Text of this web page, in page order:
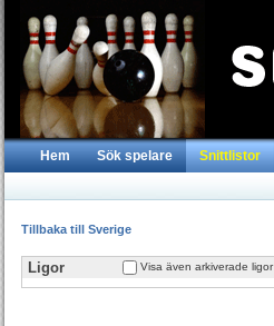
Hem Sök spelare Snittlistor
Tillbaka till Sverige
Ligor Visa även arkiverade ligor